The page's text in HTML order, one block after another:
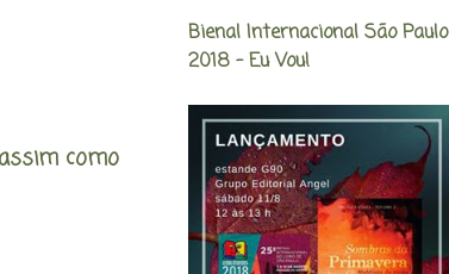
como
Bienal Internacional São Paulo
2018 - Eu Vou!